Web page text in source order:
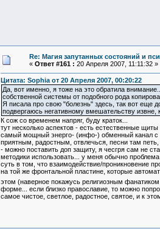
Re: Магия запутанных состояний и
« Ответ #161 : 20 Апреля 2007, 11:11:32 »
Цитата: Sophia от 20 Апреля 2007, 00:20:22
Да, вот именно, я тоже на это обратила
собственной системы от подобного рода
Я писала про свою "болезнь" здесь, так вот еще
подвергаюсь негативному вмешательству извне,
К сож со временем напряг, буду краток...
тут несколько аспектов - есть естественные
самый мощный энерго- (инфо-) обменный канал с
приятным, радостным, отвлечься, песни там петь,
- можно поставить доп защиту, я чесгря сам не
методики использовать... у меня обычно
суть в том, что взаимодействие/проникновение
на той же фронтальной пластине, которые
этом (наверное покажусь религиозным
форме... если близко православие, то можно
самое чистое, светлое, радостное, святое, и к